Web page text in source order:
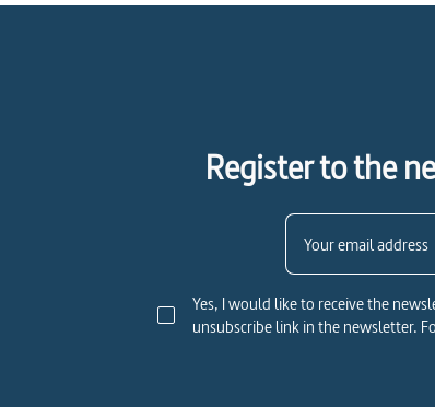
Register to the
Yes, I would like to receive the
unsubscribe link in the newsletter.